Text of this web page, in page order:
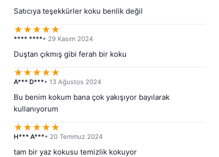
Satıcıya teşekkürler koku benlik değil
★★★★★
**** ****• 29 Kasım 2024
Duştan çıkmış gibi ferah bir koku
★★★★★
A*** D***• 13 Ağustos 2024
Bu benim kokum bana çok yakışıyor bayılarak
kullanıyorum
★★★★★
H*** A***• 20 Temmuz 2024
tam bir yaz kokusu temizlik kokuyor